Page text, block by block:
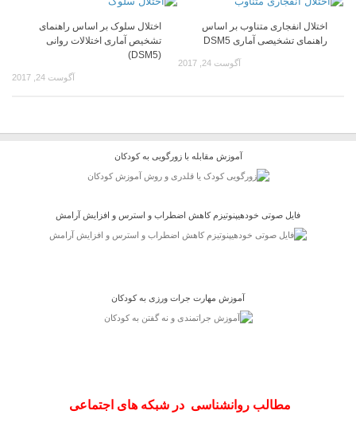
اختلال سلوک بر اساس راهنمای
تشخیص آماری اختلالات روانی
(DSM5)
آگوست 24, 2017
اختلال انفجاری متناوب بر اساس
راهنمای تشخیصی آماری DSM5
آگوست 24, 2017
آموزش مقابله با زورگویی به کودکان
فایل صوتی خودهیپنوتیزم کاهش اضطراب و استرس و افزایش آرامش
آموزش مهارت جرات ورزی به کودکان
مطالب روانشناسی در شبکه های اجتماعی